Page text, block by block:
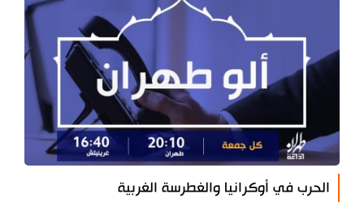
الحرب في أوكرانيا والغطرسة الغربية